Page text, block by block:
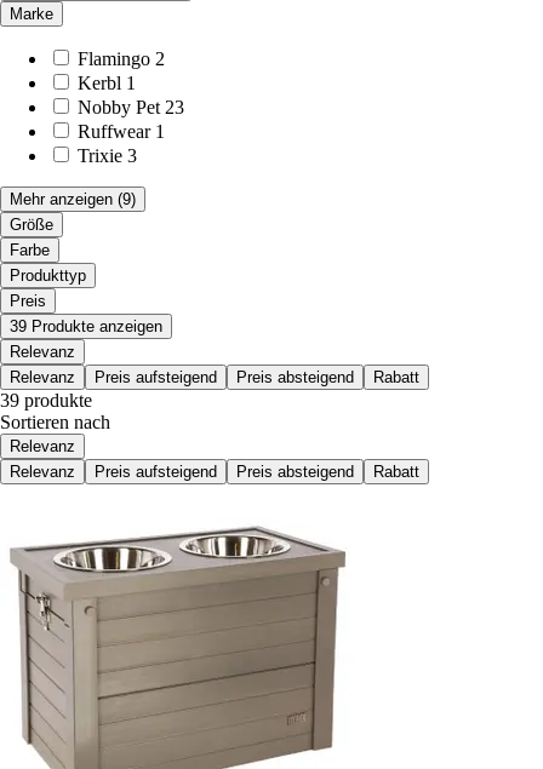
Marke
Flamingo 2
Kerbl 1
Nobby Pet 23
Ruffwear 1
Trixie 3
Mehr anzeigen (9)
Größe
Farbe
Produkttyp
Preis
39 Produkte anzeigen
Relevanz
Relevanz
Preis aufsteigend Preis absteigend Rabatt
39 produkte
Sortieren nach
Relevanz
Relevanz
Preis aufsteigend Preis absteigend Rabatt